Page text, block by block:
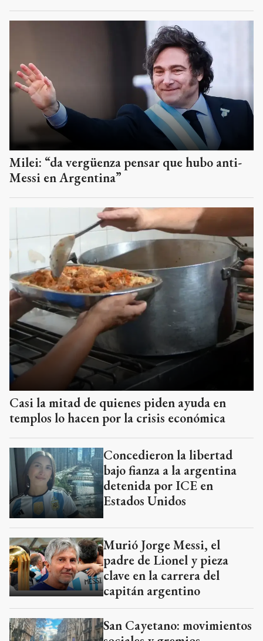
Milei: “da vergüenza pensar que hubo anti-
Messi en Argentina”
Casi la mitad de quienes piden ayuda en
templos lo hacen por la crisis económica
Concedieron la libertad
bajo fianza a la argentina
detenida por ICE en
Estados Unidos
Murió Jorge Messi, el
padre de Lionel y pieza
clave en la carrera del
capitán argentino
San Cayetano: movimientos